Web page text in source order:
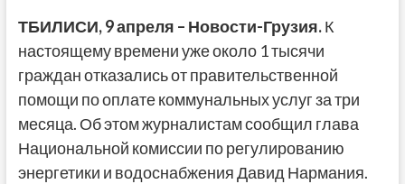
ТБИЛИСИ,9 апреля – Новости-Грузия.К
настоящему времени уже около 1 тысячи
граждан отказались от правительственной
помощи по оплате коммунальных услуг за три
месяца. Об этом журналистам сообщил глава
Национальной комиссии по регулированию
энергетики и водоснабжения Давид Нармания.